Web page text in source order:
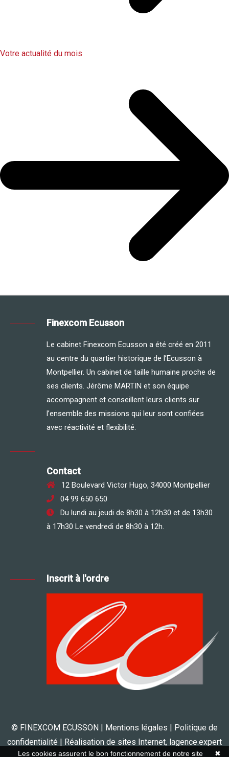
Votre actualité du mois
Finexcom Ecusson
Le cabinet Finexcom Ecusson a été créé en 2011
au centre du quartier historique de l’Ecusson à
Montpellier. Un cabinet de taille humaine proche de
ses clients. Jérôme MARTIN et son équipe
accompagnent et conseillent leurs clients sur
l’ensemble des missions qui leur sont confiées
avec réactivité et flexibilité.
Contact
12 Boulevard Victor Hugo, 34000 Montpellier
04 99 650 650
Du lundi au jeudi de 8h30 à 12h30 et de 13h30
à 17h30 Le vendredi de 8h30 à 12h.
Inscrit à l'ordre
© FINEXCOM ECUSSON | Mentions légales
Politique de
confidentialité | Réalisation de sites Internet, lagence.expert
✖
Les cookies assurent le bon fonctionnement de notre site